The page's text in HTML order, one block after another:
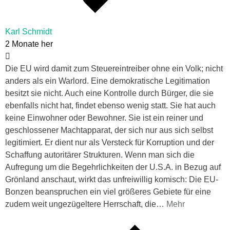
Karl Schmidt
2 Monate her
Die EU wird damit zum Steuereintreiber ohne ein Volk; nicht
anders als ein Warlord. Eine demokratische Legitimation
besitzt sie nicht. Auch eine Kontrolle durch Bürger, die sie
ebenfalls nicht hat, findet ebenso wenig statt. Sie hat auch
keine Einwohner oder Bewohner. Sie ist ein reiner und
geschlossener Machtapparat, der sich nur aus sich selbst
legitimiert. Er dient nur als Versteck für Korruption und der
Schaffung autoritärer Strukturen. Wenn man sich die
Aufregung um die Begehrlichkeiten der U.S.A. in Bezug auf
Grönland anschaut, wirkt das unfreiwillig komisch: Die EU-
Bonzen beanspruchen ein viel größeres Gebiete für eine
zudem weit ungezügeltere Herrschaft, die… Mehr